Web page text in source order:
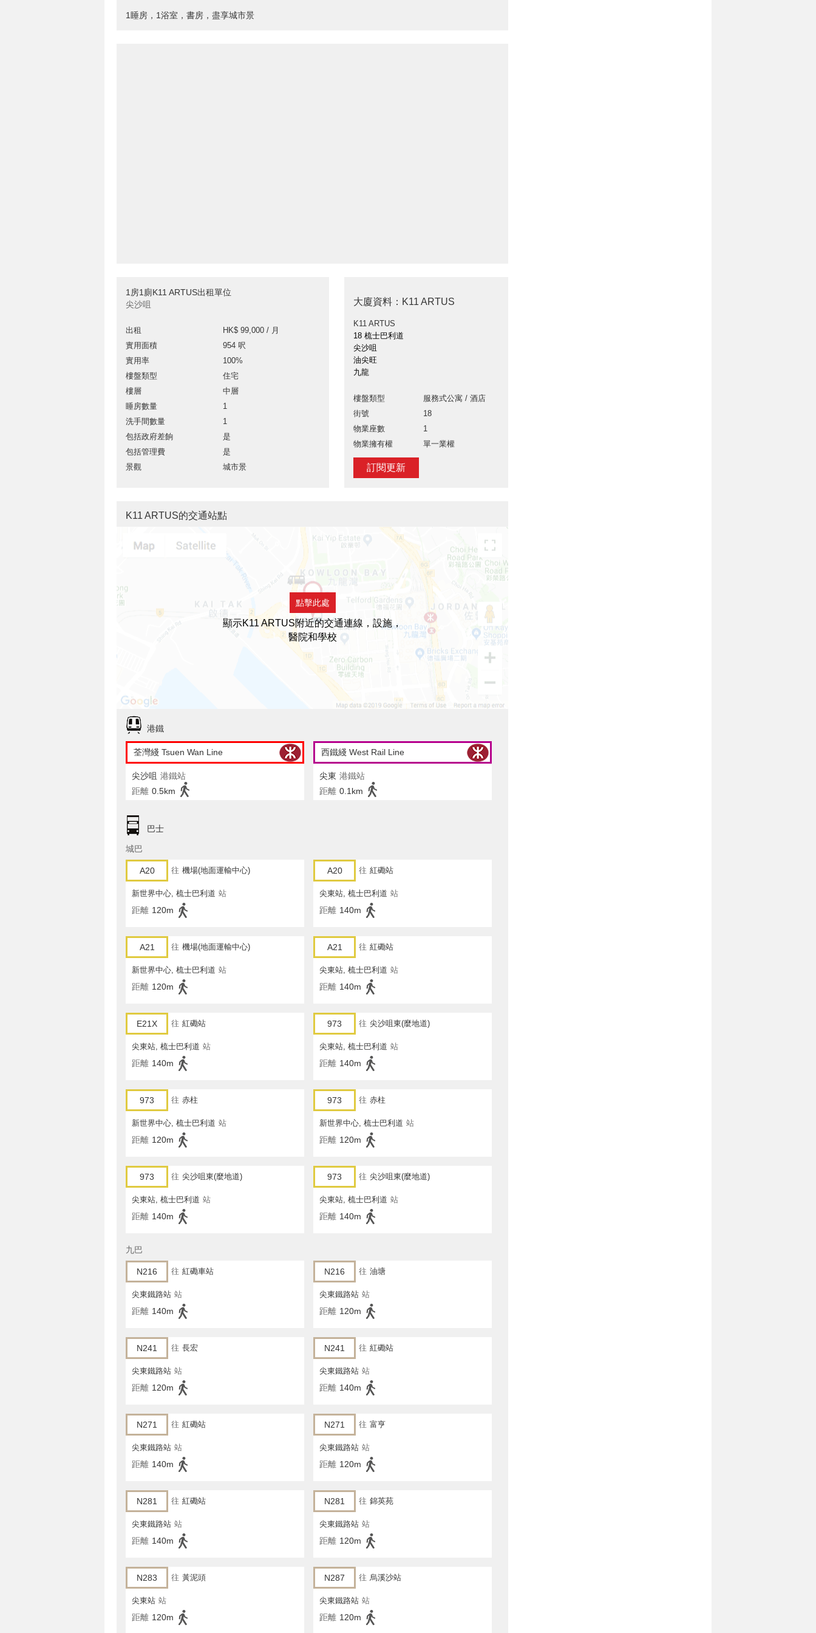
1睡房，1浴室，書房，盡享城市景
1房1廁K11 ARTUS出租單位
尖沙咀
出租
HK$ 99,000 / 月
實用面積
954 呎
實用率
100%
樓盤類型
住宅
樓層
中層
睡房數量
1
洗手間數量
1
包括政府差餉
是
包括管理費
是
景觀
城市景
大廈資料：K11 ARTUS
K11 ARTUS
18 梳士巴利道
尖沙咀
油尖旺
九龍
樓盤類型
服務式公寓 / 酒店
街號
18
物業座數
1
物業擁有權
單一業權
訂閱更新
K11 ARTUS的交通站點
點擊此處
顯示K11 ARTUS附近的交通連線，設施，
醫院和學校
港鐵
荃灣綫 Tsuen Wan Line
尖沙咀 港鐵站
距離 0.5km
西鐵綫 West Rail Line
尖東 港鐵站
距離 0.1km
巴士
城巴
A20 往 機場(地面運輸中心)
新世界中心, 梳士巴利道 站
距離 120m
A20 往 紅磡站
尖東站, 梳士巴利道 站
距離 140m
A21 往 機場(地面運輸中心)
新世界中心, 梳士巴利道 站
距離 120m
A21 往 紅磡站
尖東站, 梳士巴利道 站
距離 140m
E21X 往 紅磡站
尖東站, 梳士巴利道 站
距離 140m
973 往 尖沙咀東(麼地道)
尖東站, 梳士巴利道 站
距離 140m
973 往 赤柱
新世界中心, 梳士巴利道 站
距離 120m
973 往 赤柱
新世界中心, 梳士巴利道 站
距離 120m
973 往 尖沙咀東(麼地道)
尖東站, 梳士巴利道 站
距離 140m
973 往 尖沙咀東(麼地道)
尖東站, 梳士巴利道 站
距離 140m
九巴
N216 往 紅磡車站
尖東鐵路站 站
距離 140m
N216 往 油塘
尖東鐵路站 站
距離 120m
N241 往 長宏
尖東鐵路站 站
距離 120m
N241 往 紅磡站
尖東鐵路站 站
距離 140m
N271 往 紅磡站
尖東鐵路站 站
距離 140m
N271 往 富亨
尖東鐵路站 站
距離 120m
N281 往 紅磡站
尖東鐵路站 站
距離 140m
N281 往 錦英苑
尖東鐵路站 站
距離 120m
N283 往 黃泥頭
尖東站 站
距離 120m
N287 往 烏溪沙站
尖東鐵路站 站
距離 120m